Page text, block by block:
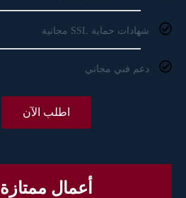
شهادات حماية SSL مجانية
دعم فني مجاني
اطلب الآن
أعمال ممتازة